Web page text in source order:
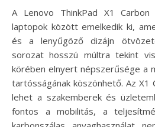
A Lenovo ThinkPad X1 Carbon a prémium kategóriás
laptopok között emelkedik ki,
és a lenyűgöző dizájn
sorozat hosszú múltra tekint
körében elnyert népszerűsége a
tartósságának köszönhető. Az X1
lehet a szakemberek és
fontos a mobilitás, a